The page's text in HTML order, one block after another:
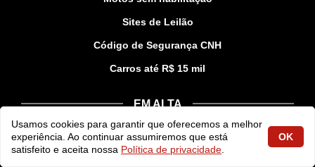
Sites de Leilão
Código de Segurança CNH
Carros até R$ 15 mil
EM ALTA
Creta 2023
Usamos cookies para garantir que oferecemos a melhor
experiência. Ao continuar assumiremos que está
satisfeito e aceita nossa Política de privacidade
OK